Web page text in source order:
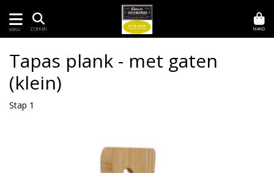
MENU ZOEKEN MAND
Tapas plank - met gaten
(klein)
Stap 1